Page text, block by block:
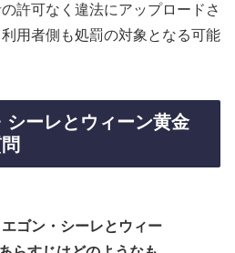
許可なく違法にアップロードさ
用者側も処罰の対象となる可能
シーレとウィーン黄金
ゴン・シーレとウィー